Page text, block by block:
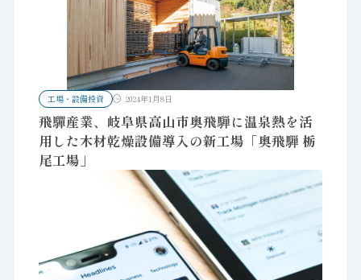
工場・設備投資 2024年1月8日
飛驒産業、岐阜県高山市奥飛騨に温泉熱を活
用した木材乾燥設備導入の新工場「奥飛騨 栃
尾工場」